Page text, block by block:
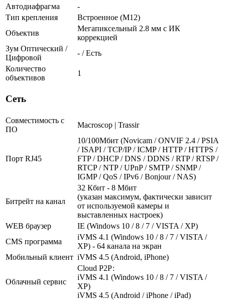
Автодиафрагма
-
Тип крепления
Встроенное (М12)
Объектив
Мегапиксельный 2.8 мм c ИК
коррекцией
Зум Оптический /
Цифровой
- / Есть
Количество
объективов
1
Сеть
Совместимость с
ПО
Macroscop | Trassir
Порт RJ45
10/100Мбит (Novicam / ONVIF 2.4 / PSIA
/ ISAPI / TCP/IP / ICMP / HTTP / HTTPS /
FTP / DHCP / DNS / DDNS / RTP / RTSP /
RTCP / NTP / UPnP / SMTP / SNMP /
IGMP / QoS / IPv6 / Bonjour / NAS)
Битрейт на канал
32 Кбит - 8 Мбит
(указан максимум, фактически зависит
от используемой камеры и
выставленных настроек)
WEB браузер
IE (Windows 10 / 8 / 7 / VISTA / XP)
CMS программа
iVMS 4.1 (Windows 10 / 8 / 7 / VISTA /
XP) - 64 канала на экран
Мобильный клиент iVMS 4.5 (Android, iPhone)
Облачный сервис
Cloud Р2Р:
iVMS 4.1 (Windows 10 / 8 / 7 / VISTA /
XP)
iVMS 4.5 (Android / iPhone / iPad)